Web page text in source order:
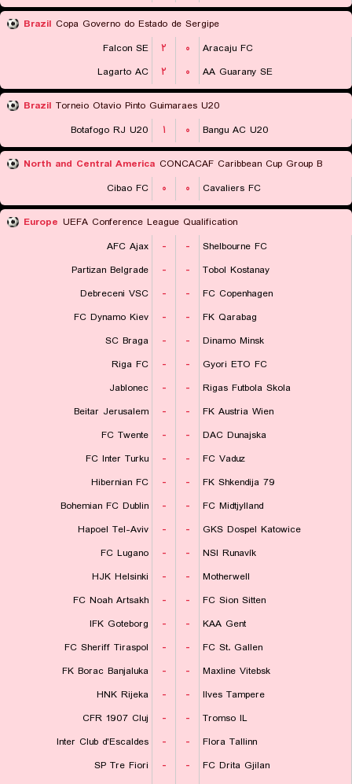
Brazil Copa Governo do Estado de Sergipe
Falcon SE
۲ ۰
Aracaju FC
Lagarto AC
۲ ۰ AA Guarany SE
Brazil Torneio Otavio Pinto Guimaraes U20
Botafogo RJ U20
۱ ۰ Bangu AC U20
North and Central America CONCACAF Caribbean Cup Group B
Cibao FC
۰ ۰ Cavaliers FC
Europe UEFA Conference League Qualification
AFC Ajax
- -
Shelbourne FC
Partizan Belgrade
- -
Tobol Kostanay
Debreceni VSC
- -
FC Copenhagen
FC Dynamo Kiev
- -
FK Qarabag
SC Braga
- -
Dinamo Minsk
Riga FC
- -
Gyori ETO FC
Jablonec
- -
Rigas Futbola Skola
Beitar Jerusalem
- -
FK Austria Wien
FC Twente
- -
DAC Dunajska
FC Inter Turku
- -
FC Vaduz
Hibernian FC
- -
FK Shkendija 79
Bohemian FC Dublin
- -
FC Midtjylland
Hapoel Tel-Aviv
- -
GKS Dospel Katowice
FC Lugano
- -
NSI Runavík
HJK Helsinki
- -
Motherwell
FC Noah Artsakh
- -
FC Sion Sitten
IFK Goteborg
- -
KAA Gent
FC Sheriff Tiraspol
- -
FC St. Gallen
FK Borac Banjaluka
- -
Maxline Vitebsk
HNK Rijeka
- -
Ilves Tampere
CFR 1907 Cluj
- -
Tromso IL
Inter Club d'Escaldes
- -
Flora Tallinn
SP Tre Fiori
- -
FC Drita Gjilan